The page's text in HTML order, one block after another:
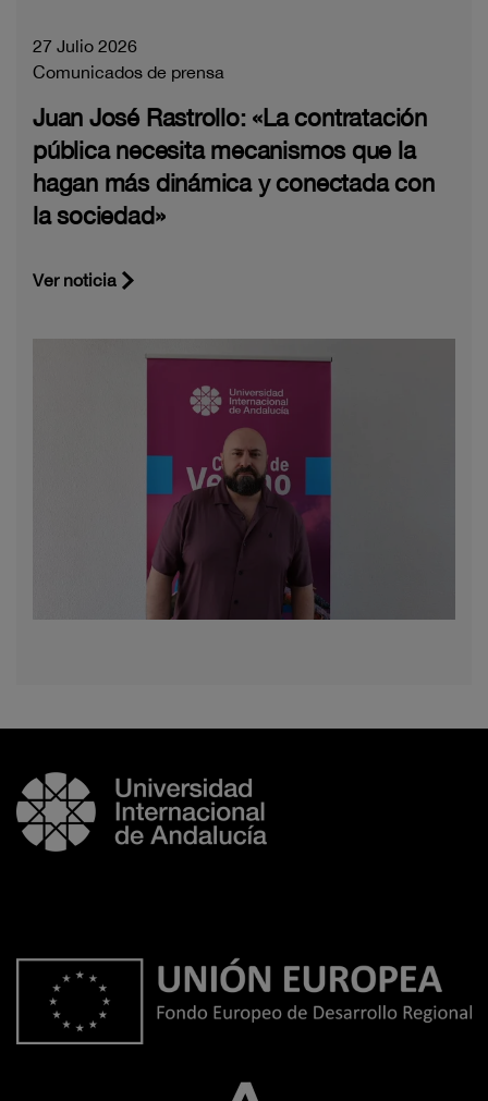
27 Julio 2026
Comunicados de prensa
Juan José Rastrollo: «La contratación
pública necesita mecanismos que la
hagan más dinámica y conectada con
la sociedad»
Ver noticia